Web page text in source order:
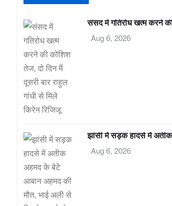
संसद में गतिरोध खत्म करने की
Aug 6, 2026
झांसी में सड़क हादसे में
Aug 6, 2026